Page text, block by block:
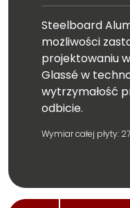
Steelboard
możliwości
projektowaniu
Glassé w
wytrzymałość
odbicie.
Wymiar całej płyty: